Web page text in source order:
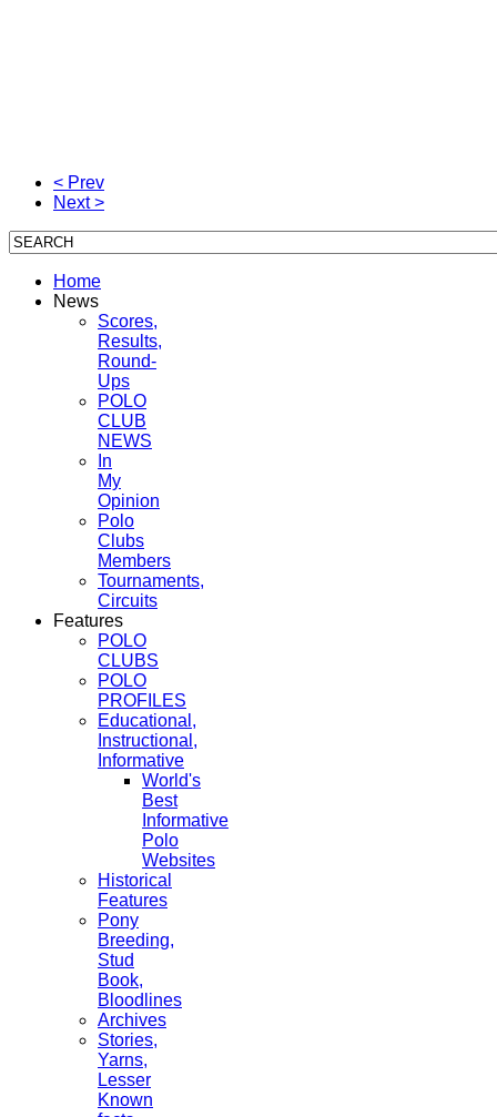
< Prev
Next >
Home
News
Scores,
Results,
Round-
Ups
POLO
CLUB
NEWS
In
My
Opinion
Polo
Clubs
Members
Tournaments,
Circuits
Features
POLO
CLUBS
POLO
PROFILES
Educational,
Instructional,
Informative
World's
Best
Informative
Polo
Websites
Historical
Features
Pony
Breeding,
Stud
Book,
Bloodlines
Archives
Stories,
Yarns,
Lesser
Known